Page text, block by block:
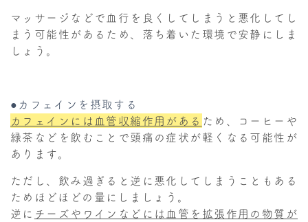
マッサージなどで血行を良くしてしまうと悪化してし
まう可能性があるため、落ち着いた環境で安静にしま
しょう。
●カフェインを摂取する
カフェインには血管収縮作用がある ため、コーヒーや
緑茶などを飲むことで頭痛の症状が軽くなる可能性が
あります。
ただし、飲み過ぎると逆に悪化してしまうこともある
ためほどほどの量にしましょう。
逆に チーズやワインなどには血管を拡張作用の物質が